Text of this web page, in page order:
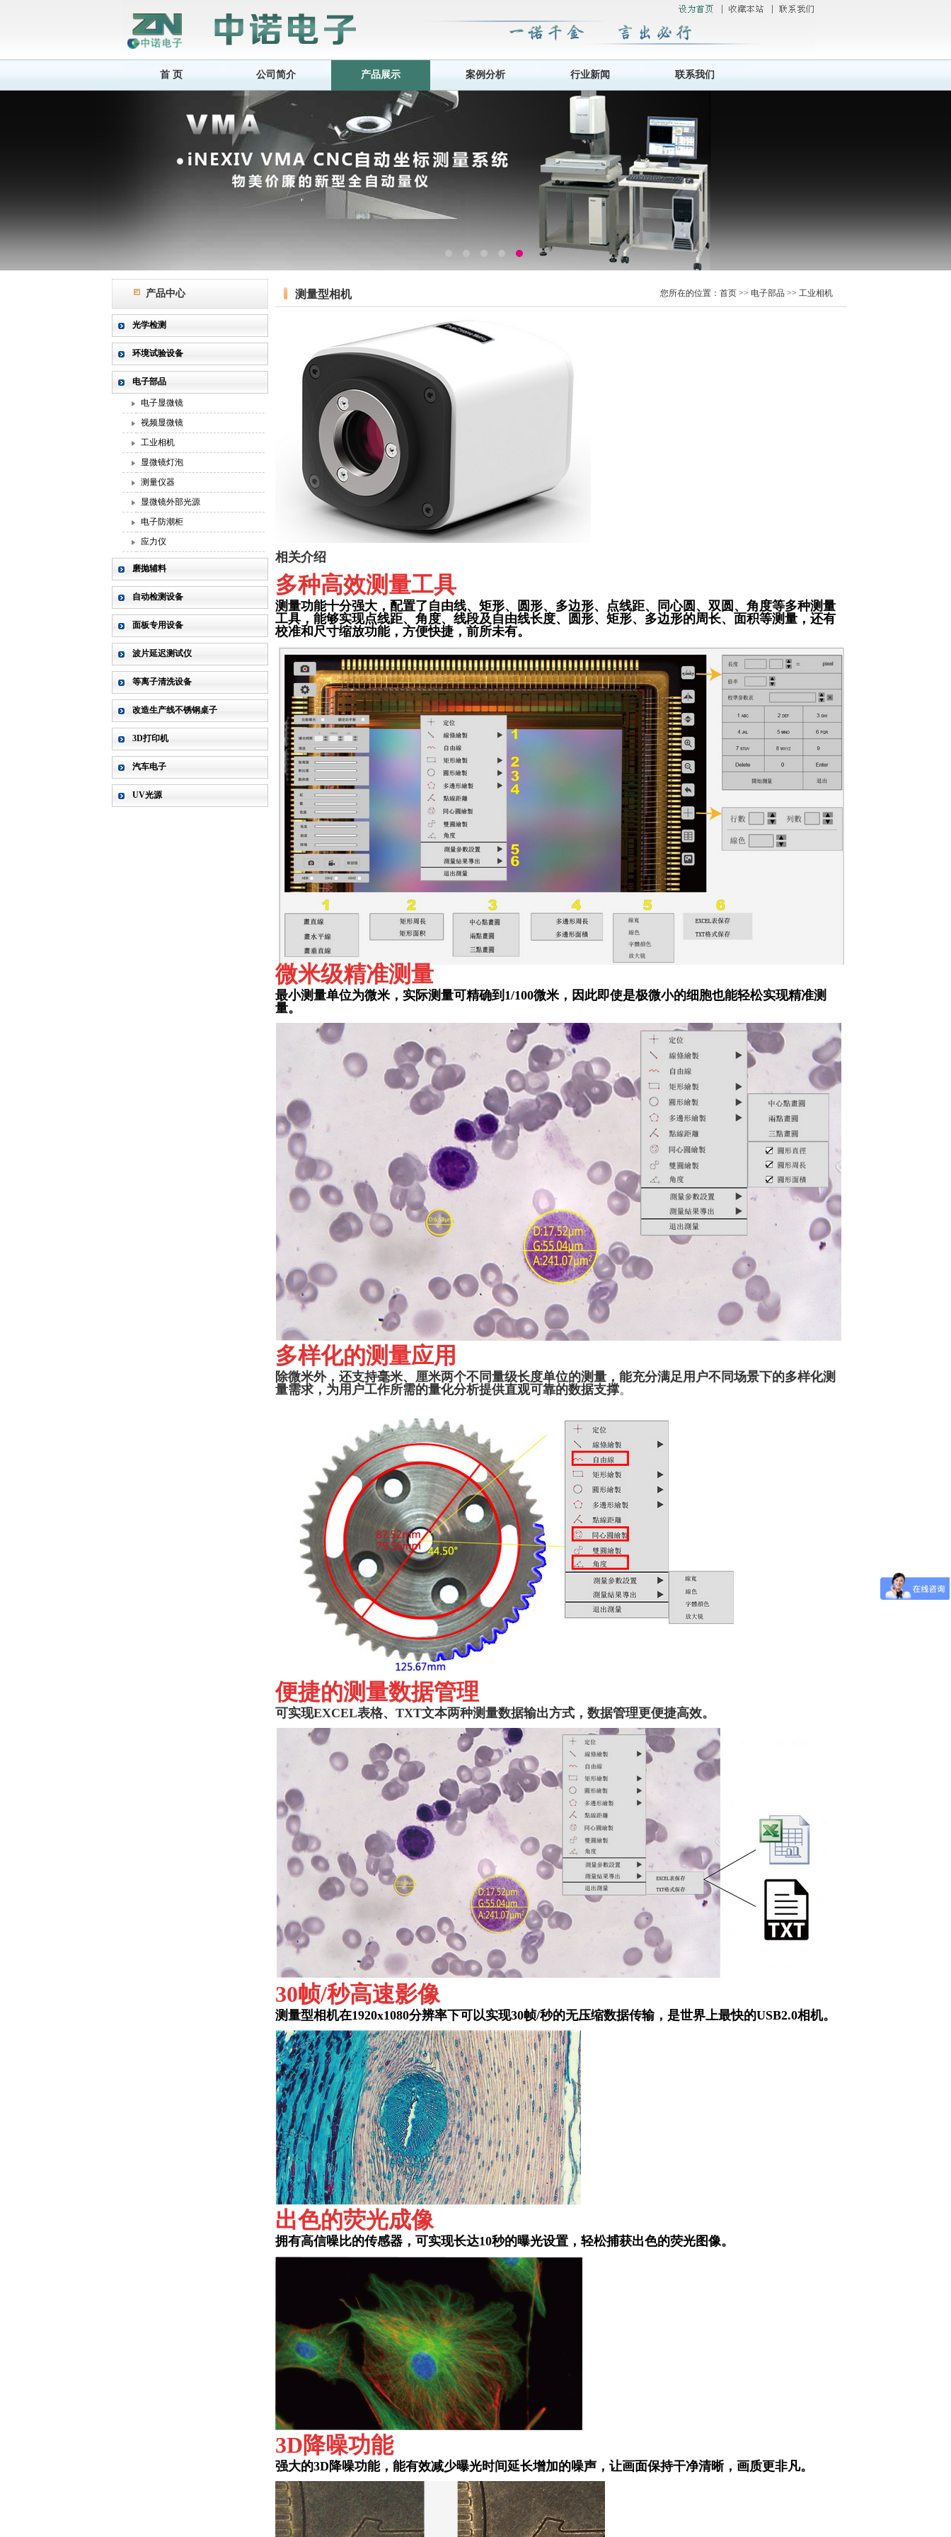
首 页 公司简介 产品展示 案例分析 行业新闻 联系我们
产品中心
光学检测
环境试验设备
电子部品
电子显微镜
视频显微镜
工业相机
显微镜灯泡
测量仪器
显微镜外部光源
电子防潮柜
应力仪
磨抛辅料
自动检测设备
面板专用设备
波片延迟测试仪
等离子清洗设备
改造生产线不锈钢桌子
3D打印机
汽车电子
UV光源
测量型相机 您所在的位置：首页 >> 电子部品 >> 工业相机
相关介绍
多种高效测量工具
测量功能十分强大，配置了自由线、矩形、圆形、多边形、点线距、同心圆、双圆、角度等多种测量
工具，能够实现点线距、角度、线段及自由线长度、圆形、矩形、多边形的周长、面积等测量，还有
校准和尺寸缩放功能，方便快捷，前所未有。
微米级精准测量
最小测量单位为微米，实际测量可精确到1/100微米，因此即使是极微小的细胞也能轻松实现精准测
量。
多样化的测量应用
除微米外， 还支持毫米、厘米两个不同量级长度单位的测量，能充分满足用户不同场景下的多样化测
量需求，为用户工作所需的量化分析提供直观可靠的数据支撑。
便捷的测量数据管理
可实现EXCEL表格、TXT文本两种测量数据输出方式，数据管理更便捷高效。
30帧/秒高速影像
测量型相机在1920x1080分辨率下可以实现30帧/秒的无压缩数据传输，是世界上最快的USB2.0相机。
出色的荧光成像
拥有高信噪比的传感器，可实现长达10秒的曝光设置，轻松捕获出色的荧光图像。
3D降噪功能
强大的3D降噪功能，能有效减少曝光时间延长增加的噪声，让画面保持干净清晰，画质更非凡。